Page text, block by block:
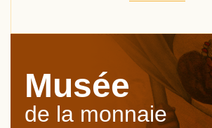
Musée
de la monnaie